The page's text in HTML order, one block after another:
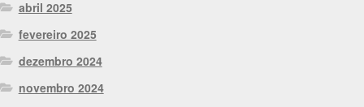
abril 2025
fevereiro 2025
dezembro 2024
novembro 2024